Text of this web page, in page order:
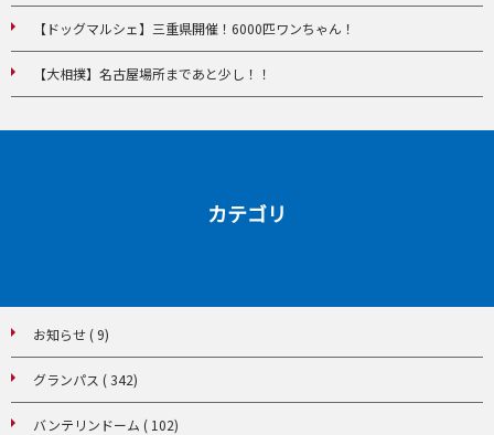
【ドッグマルシェ】三重県開催！6000匹ワンちゃん！
【大相撲】名古屋場所まであと少し！！
カテゴリ
お知らせ ( 9)
グランパス ( 342)
バンテリンドーム ( 102)